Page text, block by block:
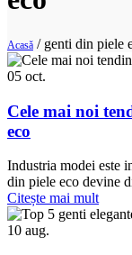
Acasă / genti din piele
05 oct.
Cele mai noi
eco
Industria modei este
din piele eco devine
Citește mai mult
10 aug.